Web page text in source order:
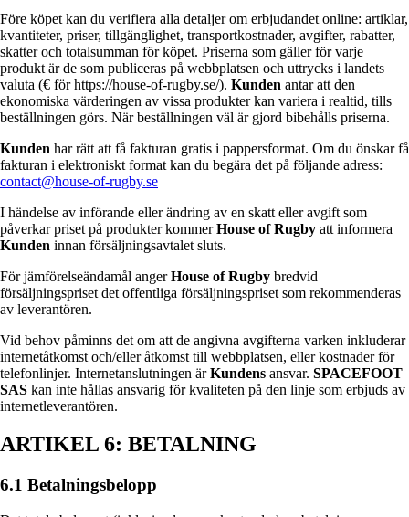
Före köpet kan du verifiera alla detaljer om erbjudandet online: artiklar,
kvantiteter, priser, tillgänglighet, transportkostnader, avgifter, rabatter,
skatter och totalsumman för köpet. Priserna som gäller för varje
produkt är de som publiceras på webbplatsen och uttrycks i landets
valuta (€ för https://house-of-rugby.se/). Kunden antar att den
ekonomiska värderingen av vissa produkter kan variera i realtid, tills
beställningen görs. När beställningen väl är gjord bibehålls priserna.
Kunden har rätt att få fakturan gratis i pappersformat. Om du önskar få
fakturan i elektroniskt format kan du begära det på följande adress:
contact@house-of-rugby.se
I händelse av införande eller ändring av en skatt eller avgift som
påverkar priset på produkter kommerHouse of Rugby att informera
Kunden innan försäljningsavtalet sluts.
För jämförelseändamål angerHouse of Rugby bredvid
försäljningspriset det offentliga försäljningspriset som rekommenderas
av leverantören.
Vid behov påminns det om att de angivna avgifterna varken inkluderar
internetåtkomst och/eller åtkomst till webbplatsen, eller kostnader för
telefonlinjer. Internetanslutningen ärKundens ansvar. SPACEFOOT
SAS kan inte hållas ansvarig för kvaliteten på den linje som erbjuds av
internetleverantören.
ARTIKEL 6: BETALNING
6.1 Betalningsbelopp